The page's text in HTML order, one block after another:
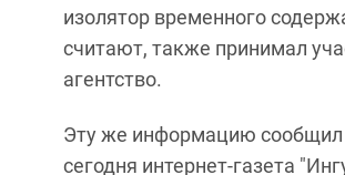
изолятор временного
считают, также принимал
агентство.
Эту же информацию сообщил
сегодня интернет-газета